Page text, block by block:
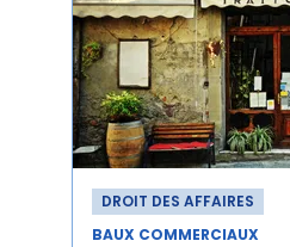
DROIT DES AFFAIRES
BAUX COMMERCIAUX